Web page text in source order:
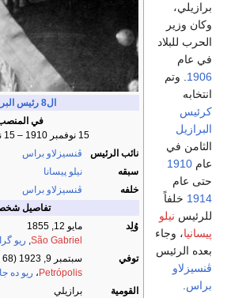
ال8
رئيس
في
15 نوفمبر 1910 – 15 نوفمبر 1914
نائب الرئيس
ڤنسيزلاو براس
سبقه
نيلو پيسانا
خلفه
ڤنسيزلاو براس
تفاصيل
وُلِد
مايو 12, 1855
São Gabriel
, ريو
توفي
سبتمبر 9, 1923
(aged 68)
Petrópolis ، ريو ده
القومية
برازيلي
برازيلي،
وكان وزير
الحرب للبلاد
في عام
1906 . وتم
انتخابه
كرئيس
البرازيل
الثامن في
عام 1910
حتى عام
1914 خلفاً
للرئيس نيلو
پيسانيا، وجاء
بعده الرئيس
ڤنسيزلاو
براس